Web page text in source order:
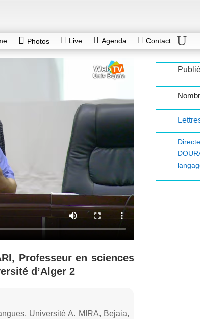
Photos Live Agenda Contact
Professeur en sciences
d’Alger 2
Université A. MIRA, Bejaia,